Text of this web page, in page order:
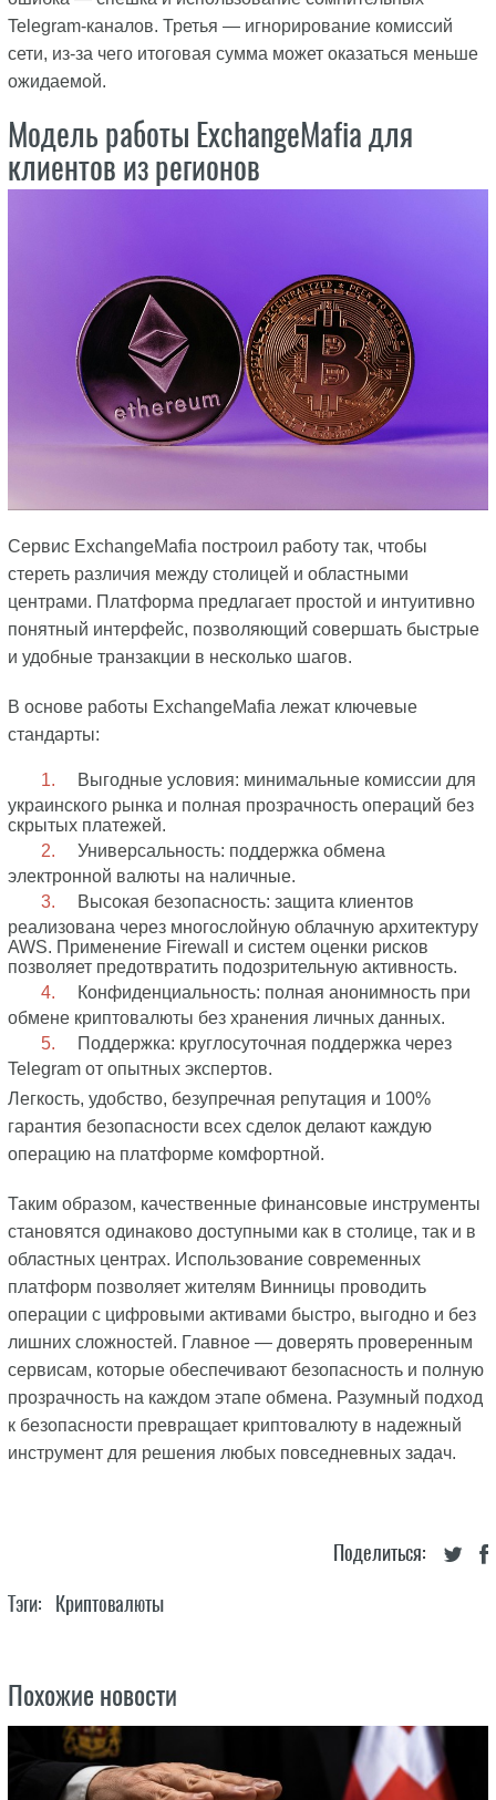
Telegram-каналов. Третья — игнорирование комиссий
сети, из-за чего итоговая сумма может оказаться меньше
ожидаемой.
Модель работы ExchangeMafia для
клиентов из регионов
Сервис ExchangeMafia построил работу так, чтобы
стереть различия между столицей и областными
центрами. Платформа предлагает простой и интуитивно
понятный интерфейс, позволяющий совершать быстрые
и удобные транзакции в несколько шагов.
В основе работы ExchangeMafia лежат ключевые
стандарты:
Выгодные условия: минимальные комиссии для
украинского рынка и полная прозрачность операций без
скрытых платежей.
Универсальность: поддержка обмена
электронной валюты на наличные.
Высокая безопасность: защита клиентов
реализована через многослойную облачную архитектуру
AWS. Применение Firewall и систем оценки рисков
позволяет предотвратить подозрительную активность.
Конфиденциальность: полная анонимность при
обмене криптовалюты без хранения личных данных.
Поддержка: круглосуточная поддержка через
Telegram от опытных экспертов.
Легкость, удобство, безупречная репутация и 100%
гарантия безопасности всех сделок делают каждую
операцию на платформе комфортной.
Таким образом, качественные финансовые инструменты
становятся одинаково доступными как в столице, так и в
областных центрах. Использование современных
платформ позволяет жителям Винницы проводить
операции с цифровыми активами быстро, выгодно и без
лишних сложностей. Главное — доверять проверенным
сервисам, которые обеспечивают безопасность и полную
прозрачность на каждом этапе обмена. Разумный подход
к безопасности превращает криптовалюту в надежный
инструмент для решения любых повседневных задач.
Поделиться:
Тэги: Криптовалюты
Похожие новости